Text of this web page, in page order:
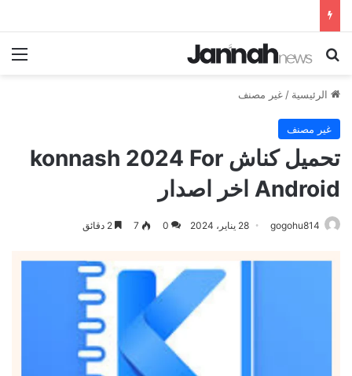
بحث عن
الرئيسية / غير مصنف
غير مصنف
تحميل كناش konnash 2024 For
Android اخر اصدار
gogohu814 28 يناير، 2024 0
7